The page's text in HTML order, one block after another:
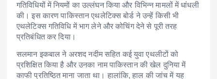
गतिविधियों में नियमों का उल्लंघन किया और विभिन्न मामलों में धांधली
की। इस कारण पाकिस्तान एथलेटिक्स बोर्ड ने उन्हें किसी भी
एथलेटिक्स गतिविधि में भाग लेने और कोचिंग देने से पूरी तरह
प्रतिबंधित कर दिया।
सलमान इकबाल ने अरशद नदीम सहित कई युवा एथलीटों को
प्रशिक्षित किया है और उनका नाम पाकिस्तान की खेल दुनिया में
काफी प्रतिष्ठित माना जाता था। हालांकि, हाल की जांच में यह